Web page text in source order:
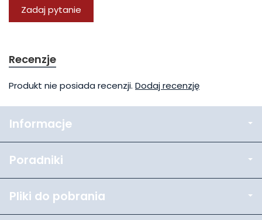
Zadaj pytanie
Recenzje
Produkt nie posiada recenzji. Dodaj recenzję
Informacje
Poradniki
Pliki do pobrania